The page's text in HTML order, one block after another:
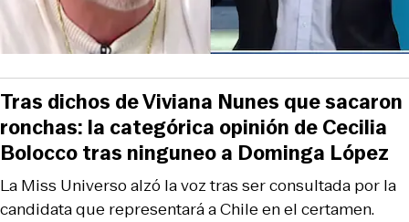
La Miss Universo alzó la voz tras ser consultada por la
candidata que representará a Chile en el certamen.
Tras dichos de Viviana Nunes que sacaron
ronchas: la categórica opinión de Cecilia
Bolocco tras ninguneo a Dominga López